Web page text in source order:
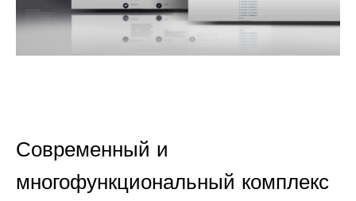
Современный и
многофункциональный комплекс